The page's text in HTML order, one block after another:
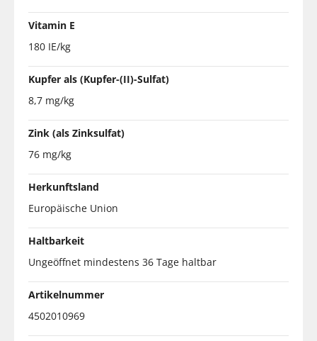
Vitamin E
180 IE/kg
Kupfer als (Kupfer-(II)-Sulfat)
8,7 mg/kg
Zink (als Zinksulfat)
76 mg/kg
Herkunftsland
Europäische Union
Haltbarkeit
Ungeöffnet mindestens 36 Tage haltbar
Artikelnummer
4502010969